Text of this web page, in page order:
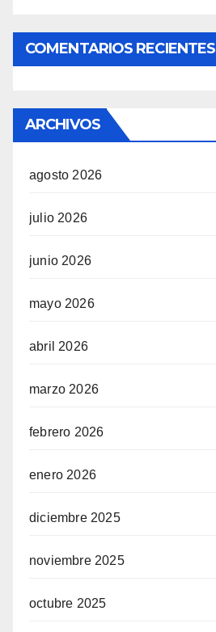
COMENTARIOS RECIENTES
ARCHIVOS
agosto 2026
julio 2026
junio 2026
mayo 2026
abril 2026
marzo 2026
febrero 2026
enero 2026
diciembre 2025
noviembre 2025
octubre 2025